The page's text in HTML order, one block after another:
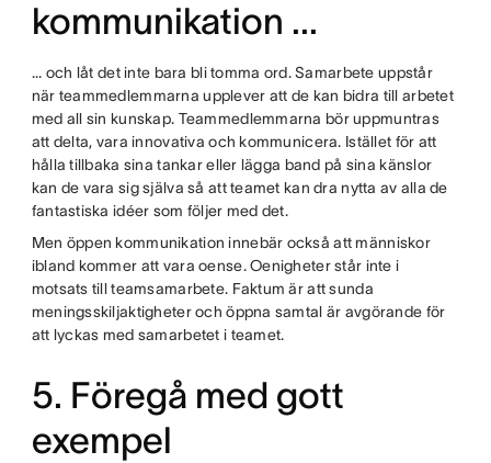
kommunikation ...
... och låt det inte bara bli tomma ord. Samarbete uppstår
när teammedlemmarna upplever att de kan bidra till arbetet
med all sin kunskap. Teammedlemmarna bör uppmuntras
att delta, vara innovativa och kommunicera. Istället för att
hålla tillbaka sina tankar eller lägga band på sina känslor
kan de vara sig själva så att teamet kan dra nytta av alla de
fantastiska idéer som följer med det.
Men öppen kommunikation innebär också att människor
ibland kommer att vara oense. Oenigheter står inte i
motsats till teamsamarbete. Faktum är att sunda
meningsskiljaktigheter och öppna samtal är avgörande för
att lyckas med samarbetet i teamet.
5. Föregå med gott
exempel